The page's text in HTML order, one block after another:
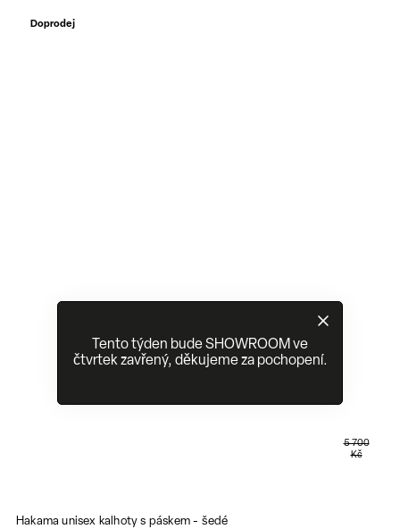
Tento týden bude SHOWROOM ve
čtvrtek zavřený, děkujeme za pochopení.
Doprodej
5 700
Kč
Hakama unisex kalhoty s páskem - šedé